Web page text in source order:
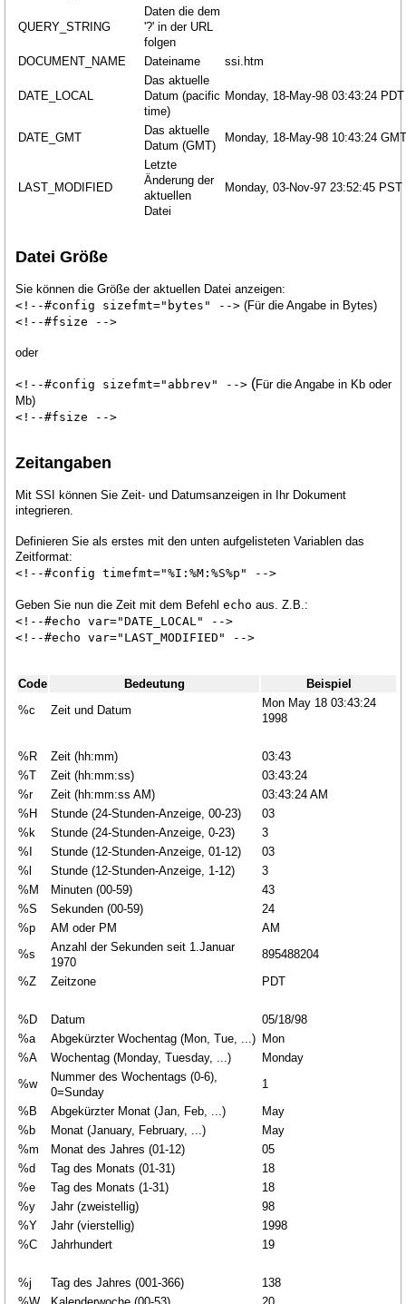
SSL Lösungen
Kontakt
Impressum
QUERY_STRING
Daten die dem
'?' in der URL
folgen
DOCUMENT_NAME
Dateiname ssi.htm
DATE_LOCAL
Das aktuelle
Datum (pacific
time)
Monday, 18-May-98 03:43:24 PDT
DATE_GMT
Das aktuelle
Datum (GMT)
Monday, 18-May-98 10:43:24 GMT
LAST_MODIFIED
Letzte
Änderung der
aktuellen
Datei
Monday, 03-Nov-97 23:52:45 PST
Datei Größe
Sie können die Größe der aktuellen Datei anzeigen:
<!--#config sizefmt="bytes" --> (Für die Angabe in Bytes)
<!--#fsize -->
oder
<!--#config sizefmt="abbrev" --> (Für die Angabe in Kb oder
Mb)
<!--#fsize -->
Zeitangaben
Mit SSI können Sie Zeit- und Datumsanzeigen in Ihr Dokument
integrieren.
Definieren Sie als erstes mit den unten aufgelisteten Variablen das
Zeitformat:
<!--#config timefmt="%I:%M:%S%p" -->
Geben Sie nun die Zeit mit dem Befehl echo aus. Z.B.:
<!--#echo var="DATE_LOCAL" -->
<!--#echo var="LAST_MODIFIED" -->
Code Bedeutung
Beispiel
%c
Zeit und Datum
Mon May 18 03:43:24
1998
%R Zeit (hh:mm)
03:43
%T
Zeit (hh:mm:ss)
03:43:24
%r
Zeit (hh:mm:ss AM)
03:43:24 AM
%H
Stunde (24-Stunden-Anzeige, 00-23)
03
%k
Stunde (24-Stunden-Anzeige, 0-23)
3
%I
Stunde (12-Stunden-Anzeige, 01-12)
03
%l
Stunde (12-Stunden-Anzeige, 1-12)
3
%M
Minuten (00-59)
43
%S
Sekunden (00-59)
24
%p
AM oder PM
AM
%s
Anzahl der Sekunden seit 1.Januar
1970
895488204
%Z
Zeitzone PDT
%D Datum
05/18/98
%a
Abgekürzter Wochentag (Mon, Tue, ...) Mon
%A
Wochentag (Monday, Tuesday, ...)
Monday
%w
Nummer des Wochentags (0-6),
0=Sunday
1
%B
Abgekürzter Monat (Jan, Feb, ...)
May
%b
Monat (January, February, ...)
May
%m
Monat des Jahres (01-12)
05
%d
Tag des Monats (01-31)
18
%e
Tag des Monats (1-31)
18
%y
Jahr (zweistellig)
98
%Y
Jahr (vierstellig)
1998
%C
Jahrhundert 19
%j Tag des Jahres (001-366)
138